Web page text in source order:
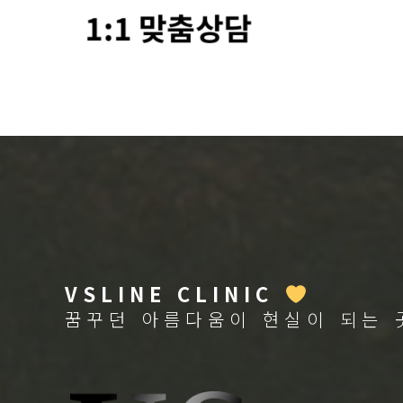
VSLINE CLINIC
꿈꾸던 아름다움이 현실이 되는